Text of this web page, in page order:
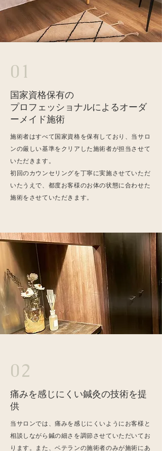
​01
国家資格保有の
プロフェッショナルによるオーダ
ーメイド施術
​施術者はすべて国家資格を保有しており、当サロ
ンの厳しい基準をクリアした施術者が担当させて
いただきます。
​初回のカウンセリングを丁寧に実施させていただ
いたうえで、都度お客様のお体の状態に合わせた
施術をさせていただきます。
​02
痛みを感じにくい鍼灸の技術を提
供
​当サロンでは、痛みを感じにくいようにお客様と
相談しながら鍼の細さを調節させていただいてお
ります。また、ベテランの施術者のみが施術にあ